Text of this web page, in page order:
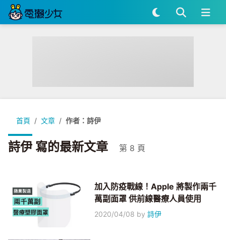
首頁 文章 作者：詩伊
詩伊 寫的最新文章 第 8 頁
加入防疫戰線！Apple 將製作兩千
萬副面罩 供前線醫療人員使用
2020/04/08 by詩伊